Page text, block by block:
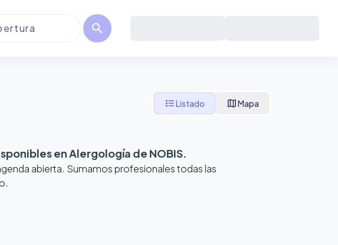
search
format_list_bulletedListado mapMapa
enAlergología de NOBIS.
abierta. Sumamos profesionales todas las